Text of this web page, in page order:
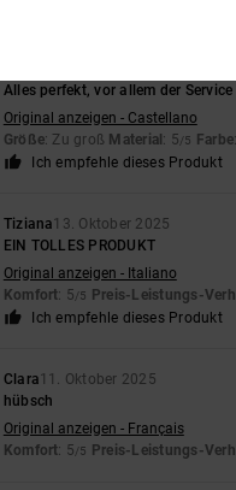
Alles perfekt, vor allem der
Original anzeigen - Castellano
Größe: Zu groß Material : 5/5 Farbe
Ich empfehle dieses Produkt
Tiziana13. Oktober 2025
EIN TOLLES PRODUKT
Original anzeigen - Italiano
Komfort: 5/5 Preis-Leistungs-
Ich empfehle dieses Produkt
Clara11. Oktober 2025
hübsch
Original anzeigen - Français
Komfort: 5/5 Preis-Leistungs-